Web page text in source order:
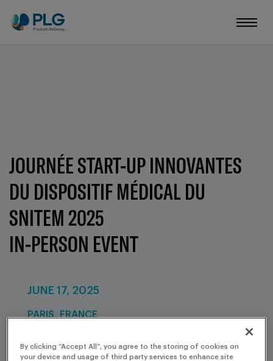
JOURNÉE START-UP INNOVANTES
DU DISPOSITIF MÉDICAL DU
SNITEM 2025
IN-PERSON EVENT
JUNE 17, 2025
PARIS, FRANCE
By clicking “Accept All”, you agree to the storing of cookies on
your device and usage of third party services to enhance site